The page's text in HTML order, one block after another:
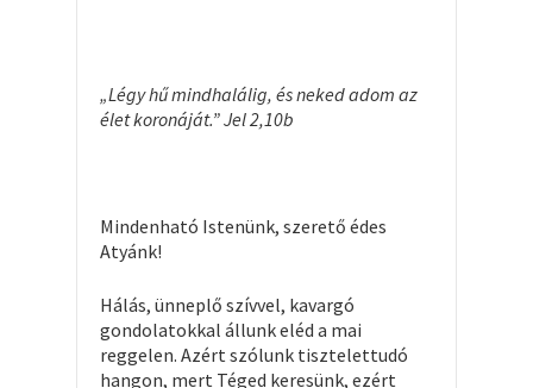
„Légy hű mindhalálig, és neked adom az
élet koronáját.” Jel 2,10b
Mindenható Istenünk, szerető édes
Atyánk!
Hálás, ünneplő szívvel, kavargó
gondolatokkal állunk eléd a mai
reggelen. Azért szólunk tisztelettudó
hangon, mert Téged keresünk, ezért